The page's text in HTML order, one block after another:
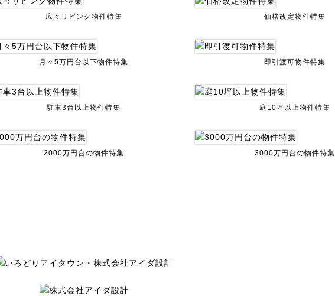
広々リビング物件特集 価格改定物件特集
月々5万円台以下物件特集 即引渡可物件特集
駐車3台以上物件特集 庭10坪以上物件特集
2000万円台の物件特集 3000万円台の物件特集